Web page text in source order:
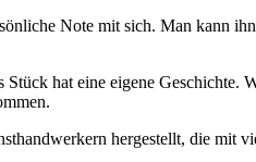
Note mit sich.​ Man⁣ kann
hat ‍eine eigene Geschichte.
⁢hergestellt, die mit